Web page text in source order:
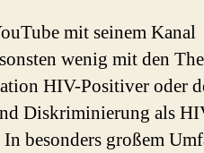
mit seinem Kanal
wenig mit den
HIV-Positiver oder
Diskriminierung als
besonders großem